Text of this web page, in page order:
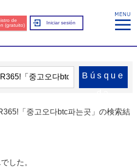
de
(gratuito)
Iniciar sesión
Búsque
「중고오다btc파는곳」の検索結
した。